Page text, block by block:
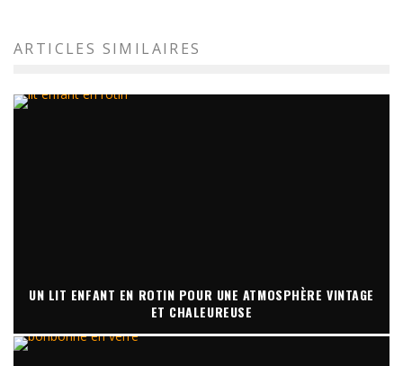
ARTICLES SIMILAIRES
UN LIT ENFANT EN ROTIN POUR UNE ATMOSPHÈRE VINTAGE
ET CHALEUREUSE